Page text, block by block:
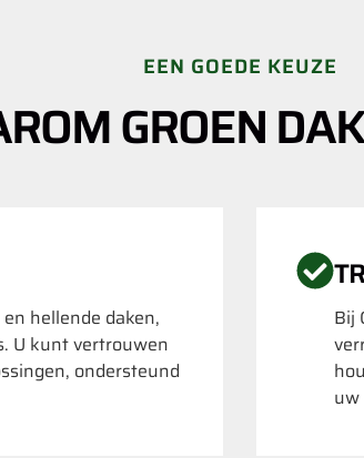
EEN GOEDE KEUZE
GROEN
hellende daken,
U kunt vertrouwen
ondersteund
Bij
uw